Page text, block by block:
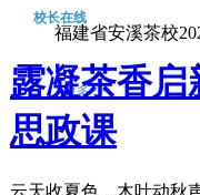
福建省安溪茶校
校长在线
更多>>
露凝茶香
思政课
云天收夏色，木叶动秋